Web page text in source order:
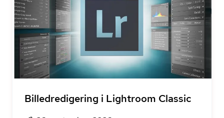
Billedredigering i Lightroom Classic